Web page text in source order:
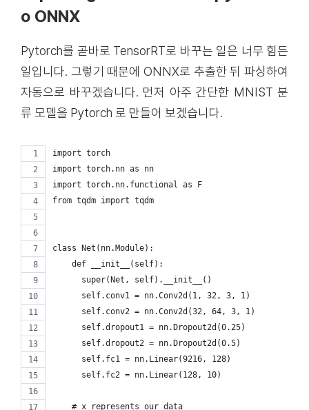
o ONNX
Pytorch를 곧바로 TensorRT로 바꾸는 일은 너무 힘든
일입니다. 그렇기 때문에 ONNX로 추출한 뒤 파싱하여
자동으로 바꾸겠습니다. 먼저 아주 간단한 MNIST 분
류 모델을 Pytorch 로 만들어 보겠습니다.
import torch
import torch.nn as nn
import torch.nn.functional as F
from tqdm import tqdm
class Net(nn.Module):
    def __init__(self):
      super(Net, self).__init__()
      self.conv1 = nn.Conv2d(1, 32, 3, 1)
      self.conv2 = nn.Conv2d(32, 64, 3, 1)
      self.dropout1 = nn.Dropout2d(0.25)
      self.dropout2 = nn.Dropout2d(0.5)
      self.fc1 = nn.Linear(9216, 128)
      self.fc2 = nn.Linear(128, 10)
    # x represents our data